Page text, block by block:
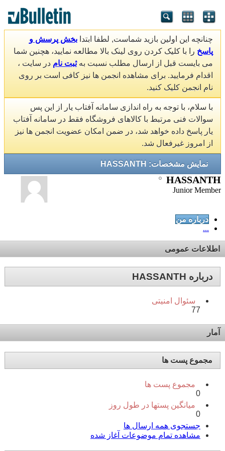
چنانچه این اولین بازید شماست, لطفا ابتدا بخش پرسش و
پاسخ را با کلیک کردن روی لینک بالا مطالعه نمایید، هچنین شما
می بایست قبل از ارسال مطلب نسبت بهثبت نام در سایت ،
اقدام فرمایید. برای مشاهده انجمن ها نیز کافی است بر روی
نام انجمن کلیک کنید.
با سلام، با توجه به راه اندازی سامانه آفتاب یار از این پس
سوالات فنی مرتبط با کالاهای فروشگاه فقط در سامانه آفتاب
یار پاسخ داده خواهد شد، در ضمن امکان عضویت انجمن ها نیز
از امروز غیرفعال شد.
نمایش مشخصات: HASSANTH
HASSANTH
Junior Member
درباره من
...
اطلاعات عمومی
درباره HASSANTH
سئوال امنیتی
77
آمار
مجموع پست ها
مجموع پست ها
0
میانگین پستها در طول روز
0
جستجوی همه ارسال ها
مشاهده تمام موضوعات آغاز شده